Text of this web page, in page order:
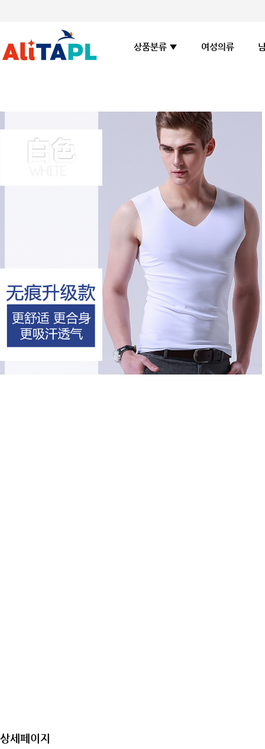
상품분류 ▼ 여성의류
상세페이지